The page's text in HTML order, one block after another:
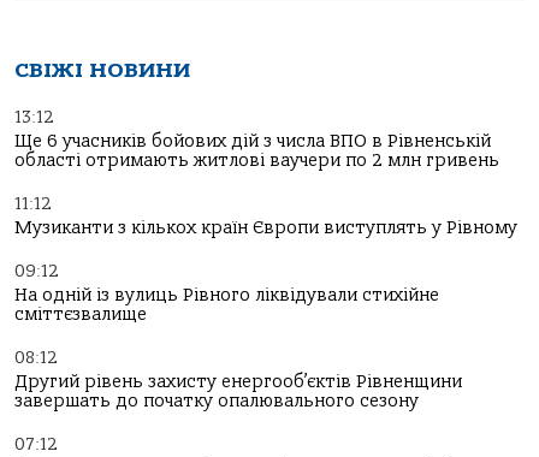
СВІЖІ НОВИНИ
13:12
Ще 6 учасників бойових дій з числа ВПО в Рівненській
області отримають житлові ваучери по 2 млн гривень
11:12
Музиканти з кількох країн Європи виступлять у Рівному
09:12
На одній із вулиць Рівного ліквідували стихійне
сміттєзвалище
08:12
Другий рівень захисту енергооб’єктів Рівненщини
завершать до початку опалювального сезону
07:12